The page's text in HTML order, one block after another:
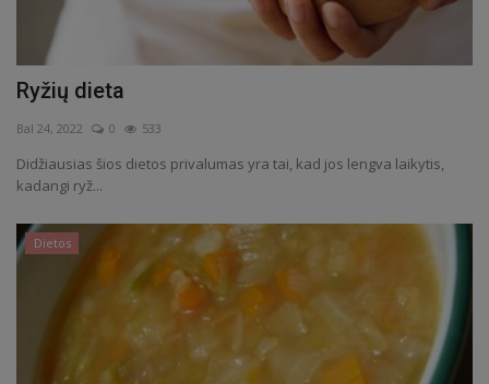
Ryžių dieta
Bal 24, 2022 0 533
Didžiausias šios dietos privalumas yra tai, kad jos lengva laikytis,
kadangi ryž...
Dietos